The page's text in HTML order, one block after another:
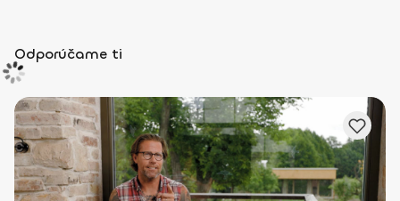
Odporúčame ti